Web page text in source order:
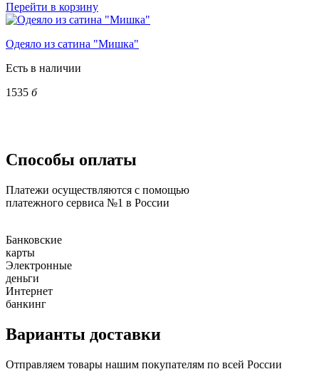
Перейти в корзину
Одеяло из сатина "Мишка"
Есть в наличии
1535 б
Способы оплаты
Платежи осуществляются с помощью
платежного сервиса №1 в России
Банковские
карты
Электронные
деньги
Интернет
банкинг
Варианты доставки
Отправляем товары нашим покупателям по всей России